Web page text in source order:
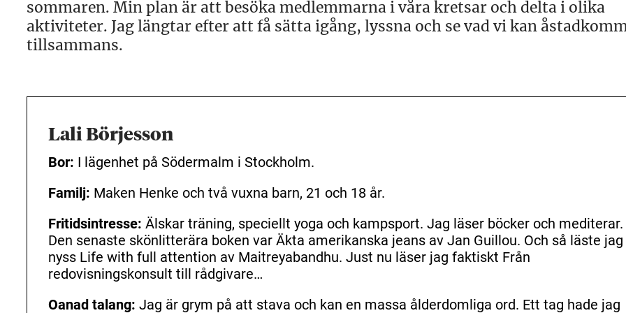
sommaren. Min plan är att besöka medlemmarna i våra kretsar och delta i olika
aktiviteter. Jag längtar efter att få sätta igång, lyssna och se vad vi kan
tillsammans.
Lali Börjesson
Bor: I lägenhet på Södermalm i Stockholm.
Familj: Maken Henke och två vuxna barn, 21 och 18 år.
Fritidsintresse: Älskar träning, speciellt yoga och kampsport. Jag läser böcker och mediterar.
Den senaste skönlitterära boken var Äkta amerikanska jeans av Jan Guillou. Och så läste jag
nyss Life with full attention av Maitreyabandhu. Just nu läser jag faktiskt Från
redovisningskonsult till rådgivare…
Oanad talang: Jag är grym på att stava och kan en massa ålderdomliga ord. Ett tag hade jag